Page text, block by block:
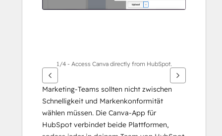
1/4 - Access Canva directly from HubSpot.
Marketing-Teams sollten nicht zwischen
Schnelligkeit und Markenkonformität
wählen müssen. Die Canva-App für
HubSpot verbindet beide Plattformen,